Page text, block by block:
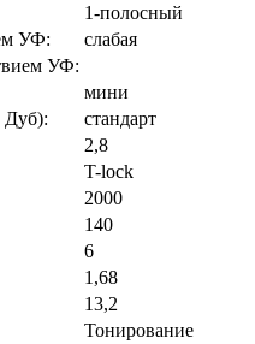
1-полосный
УФ:
слабая
УФ:
мини
Дуб):
стандарт
2,8
T-lock
2000
140
6
1,68
13,2
Тонирование